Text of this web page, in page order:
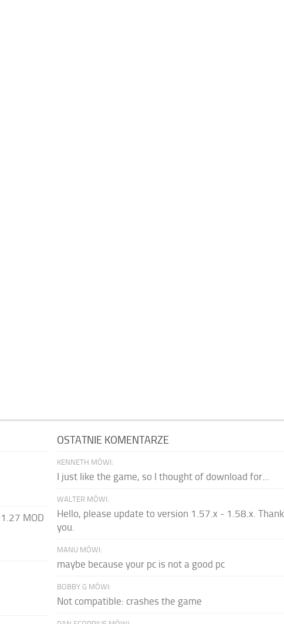
1.27 MOD
OSTATNIE KOMENTARZE
KENNETH MÓWI:
I just like the game, so I thought of download for...
WALTER MÓWI:
Hello, please update to version 1.57.x - 1.58.x. Thank
you.
MANU MÓWI:
maybe because your pc is not a good pc
BOBBY G MÓWI:
Not compatible: crashes the game